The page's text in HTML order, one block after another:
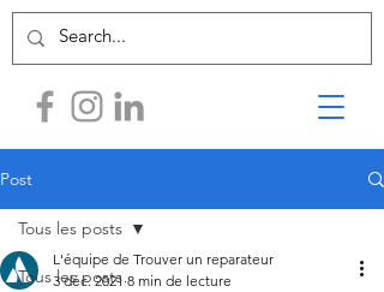
Post
Tous les posts
Tous les posts
L'équipe de Trouver un reparateur
3 déc. 2021 8 min de lecture